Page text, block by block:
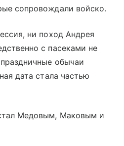
сопровождали войско.
ни поход Андрея
с пасеками не
обычаи
дата стала частью
Медовым, Маковым и